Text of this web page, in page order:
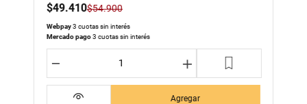
$49.410$54.900
Webpay3 cuotas sin interés
Mercado pago3 cuotas sin interés
＋
－
Agregar